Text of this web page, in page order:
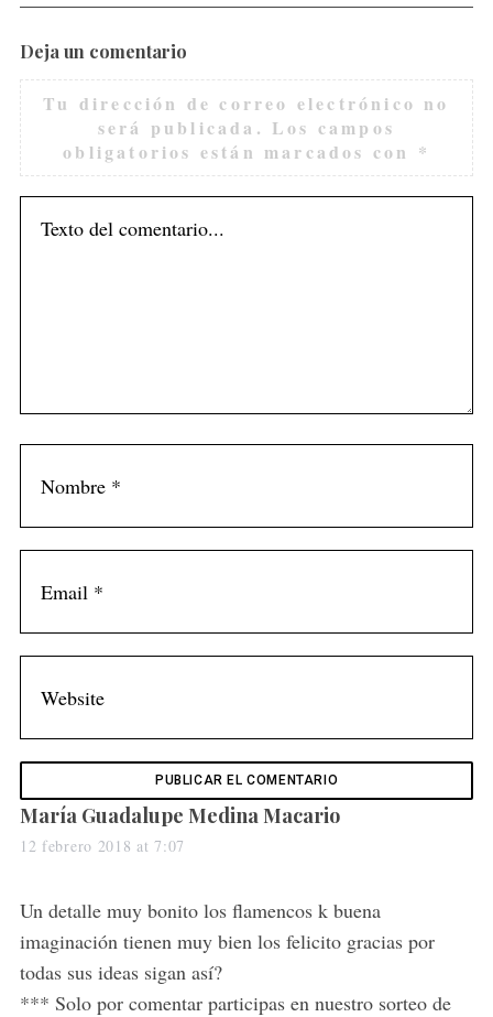
Deja un comentario
Tu dirección de correo electrónico no
será publicada. Los campos
obligatorios están marcados con *
s
a
s
:
María Guadalupe Medina Macario
12 febrero 2018 at 7:07
Un detalle muy bonito los flamencos k buena
imaginación tienen muy bien los felicito gracias por
todas sus ideas sigan así?
*** Solo por comentar participas en nuestro sorteo de